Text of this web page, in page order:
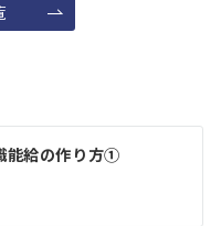
能給の作り方①